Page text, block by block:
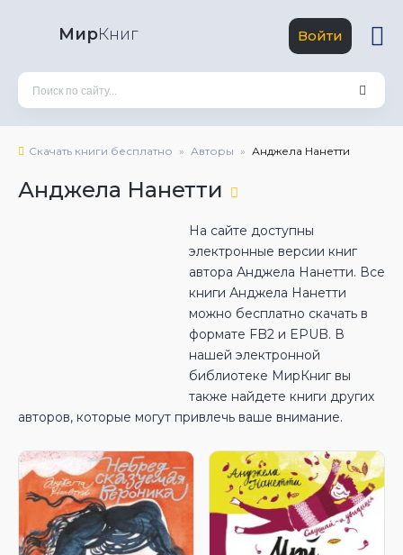
МирКниг Войти
Скачать книги бесплатно Авторы Анджела Нанетти
Анджела Нанетти
На сайте доступны
электронные версии книг
автора Анджела Нанетти. Все
книги Анджела Нанетти
можно бесплатно скачать в
формате FB2 и EPUB. В
нашей электронной
библиотеке МирКниг вы
также найдете книги других
авторов, которые могут привлечь ваше внимание.